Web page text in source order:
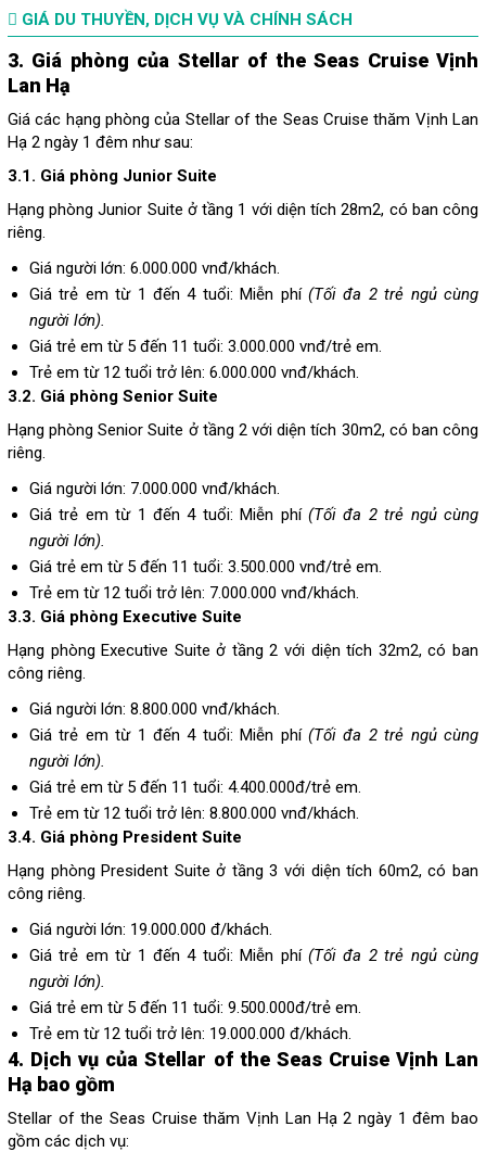
GIÁ DU THUYỀN, DỊCH VỤ VÀ CHÍNH SÁCH
3. Giá phòng của Stellar of the Seas Cruise Vịnh
Lan Hạ
Giá các hạng phòng của Stellar of the Seas Cruise thăm Vịnh Lan
Hạ 2 ngày 1 đêm như sau:
3.1. Giá phòng Junior Suite
Hạng phòng Junior Suite ở tầng 1 với diện tích 28m2, có ban công
riêng.
Giá người lớn: 6.000.000 vnđ/khách.
Giá trẻ em từ 1 đến 4 tuổi: Miễn phí (Tối đa 2 trẻ ngủ cùng
người lớn).
Giá trẻ em từ 5 đến 11 tuổi: 3.000.000 vnđ/trẻ em.
Trẻ em từ 12 tuổi trở lên: 6.000.000 vnđ/khách.
3.2. Giá phòng Senior Suite
Hạng phòng Senior Suite ở tầng 2 với diện tích 30m2, có ban công
riêng.
Giá người lớn: 7.000.000 vnđ/khách.
Giá trẻ em từ 1 đến 4 tuổi: Miễn phí (Tối đa 2 trẻ ngủ cùng
người lớn).
Giá trẻ em từ 5 đến 11 tuổi: 3.500.000 vnđ/trẻ em.
Trẻ em từ 12 tuổi trở lên: 7.000.000 vnđ/khách.
3.3. Giá phòng Executive Suite
Hạng phòng Executive Suite ở tầng 2 với diện tích 32m2, có ban
công riêng.
Giá người lớn: 8.800.000 vnđ/khách.
Giá trẻ em từ 1 đến 4 tuổi: Miễn phí (Tối đa 2 trẻ ngủ cùng
người lớn).
Giá trẻ em từ 5 đến 11 tuổi: 4.400.000đ/trẻ em.
Trẻ em từ 12 tuổi trở lên: 8.800.000 vnđ/khách.
3.4. Giá phòng President Suite
Hạng phòng President Suite ở tầng 3 với diện tích 60m2, có ban
công riêng.
Giá người lớn: 19.000.000 đ/khách.
Giá trẻ em từ 1 đến 4 tuổi: Miễn phí (Tối đa 2 trẻ ngủ cùng
người lớn).
Giá trẻ em từ 5 đến 11 tuổi: 9.500.000đ/trẻ em.
Trẻ em từ 12 tuổi trở lên: 19.000.000 đ/khách.
4. Dịch vụ của Stellar of the Seas Cruise Vịnh Lan
Hạ bao gồm
Stellar of the Seas Cruise thăm Vịnh Lan Hạ 2 ngày 1 đêm bao
gồm các dịch vụ: